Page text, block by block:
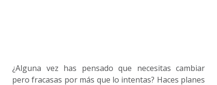
¿Alguna vez has pensado que necesitas cambiar
pero fracasas por más que lo intentas? Haces planes